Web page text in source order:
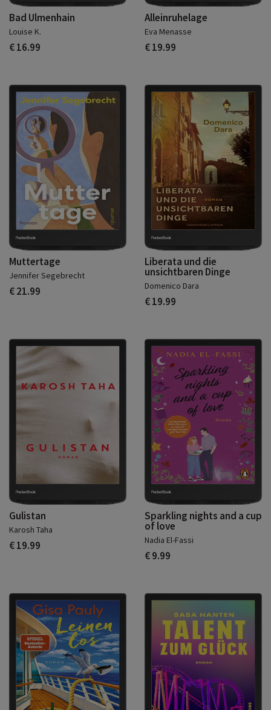
Bad Ulmenhain
Louise K.
€ 16.99
Alleinruhelage
Eva Menasse
€ 19.99
Muttertage
Jennifer Segebrecht
€ 21.99
Liberata und die
unsichtbaren Dinge
Domenico Dara
€ 19.99
Gulistan
Karosh Taha
€ 19.99
Sparkling nights and a cup
of love
Nadia El-Fassi
€ 9.99